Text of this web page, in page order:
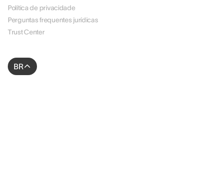
Política de privacidade
Perguntas frequentes jurídicas
Trust Center
BR